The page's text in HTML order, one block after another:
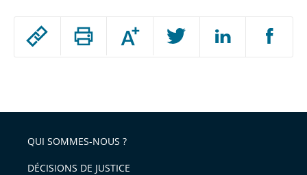
Passer
arriver
après
Augmenter
ou
l'article
pour
QUI SOMMES-NOUS ?
DÉCISIONS DE JUSTICE